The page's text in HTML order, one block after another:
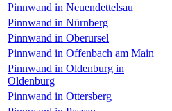
Pinnwand in Neuendettelsau
Pinnwand in Nürnberg
Pinnwand in Oberursel
Pinnwand in Offenbach am Main
Pinnwand in Oldenburg in
Oldenburg
Pinnwand in Ottersberg